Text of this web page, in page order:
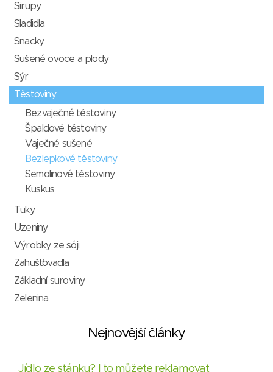
Sirupy
Sladidla
Snacky
Sušené ovoce a plody
Sýr
Těstoviny
Bezvaječné těstoviny
Špaldové těstoviny
Vaječné sušené
Bezlepkové těstoviny
Semolinové těstoviny
Kuskus
Tuky
Uzeniny
Výrobky ze sóji
Zahušťovadla
Základní suroviny
Zelenina
Nejnovější články
Jídlo ze stánku? I to můžete reklamovat